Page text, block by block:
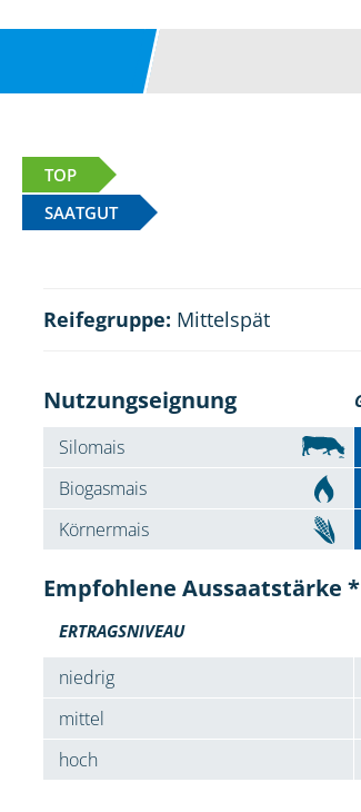
TOP
SAATGUT
Reifegruppe: Mittelspät
Nutzungseignung
Silomais
Biogasmais
Körnermais
Empfohlene Aussaatstärke *
ERTRAGSNIVEAU
niedrig
mittel
hoch